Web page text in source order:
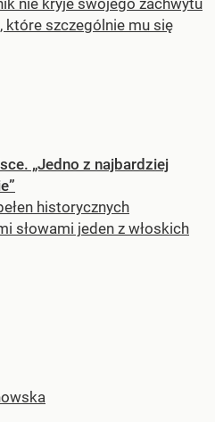
które szczególnie mu się
„Jedno z najbardziej
historycznych
słowami jeden z włoskich